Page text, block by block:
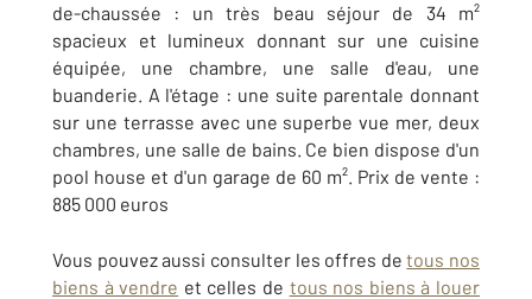
de-chaussée : un très beau séjour de 34 m²
spacieux et lumineux donnant sur une cuisine
équipée, une chambre, une salle d'eau, une
buanderie. A l'étage : une suite parentale donnant
sur une terrasse avec une superbe vue mer, deux
chambres, une salle de bains. Ce bien dispose d'un
pool house et d'un garage de 60 m². Prix de vente :
885 000 euros
Vous pouvez aussi consulter les offres detous nos
biens à vendre et celles de tous nos biens à louer